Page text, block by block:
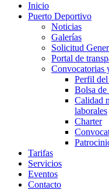
Inicio
Puerto Deportivo
Noticias
Galerías
Solicitud
Portal de
Convocatorias
Perfil del
Bolsa de
Calidad
laborales
Charter
Tarifas
Servicios
Eventos
Contacto